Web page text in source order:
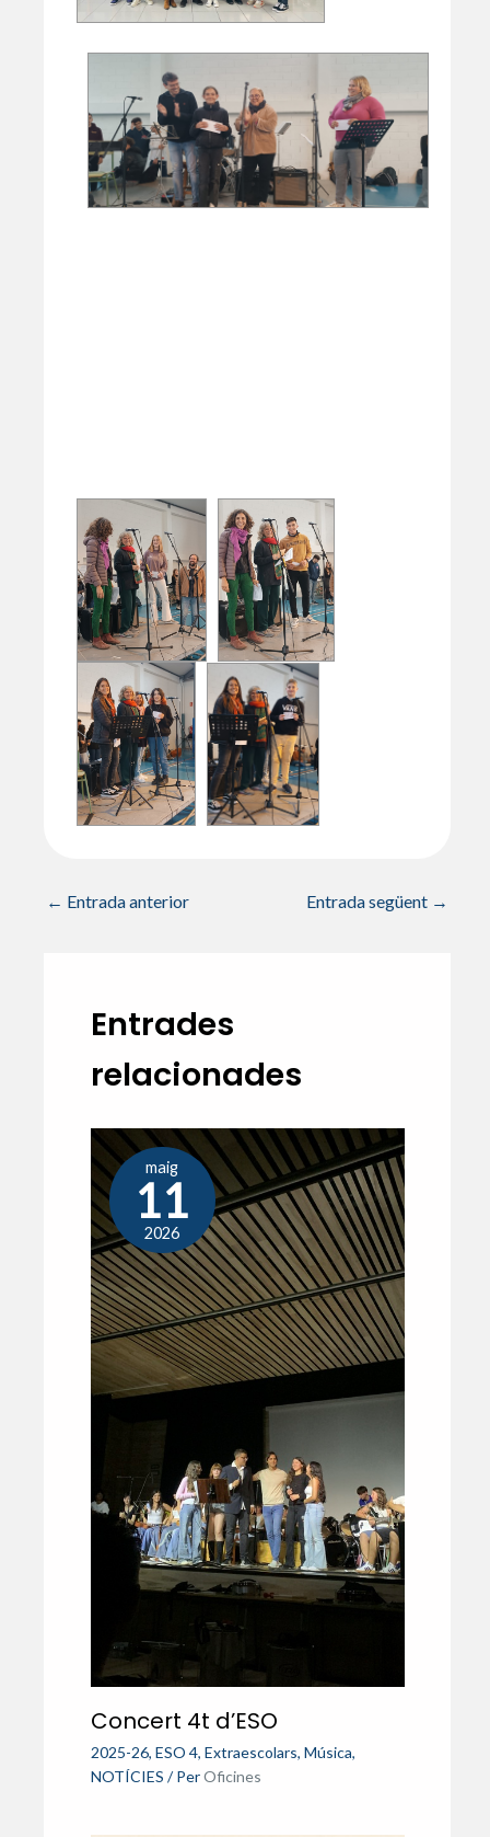
← Entrada anterior Entrada següent →
Entrades
relacionades
maig
11
2026
Concert 4t d’ESO
2025-26, ESO 4, Extraescolars, Música,
NOTÍCIES / Per Oficines